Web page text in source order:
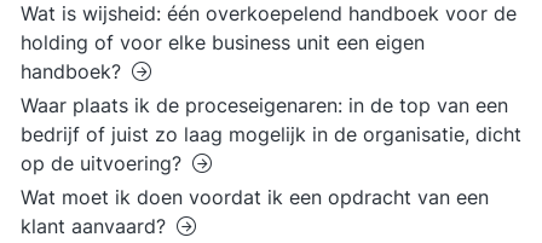
Wat is wijsheid: één overkoepelend handboek voor de
holding of voor elke business unit een eigen
handboek?
Waar plaats ik de proceseigenaren: in de top van een
bedrijf of juist zo laag mogelijk in de organisatie, dicht
op de uitvoering?
Wat moet ik doen voordat ik een opdracht van een
klant aanvaard?